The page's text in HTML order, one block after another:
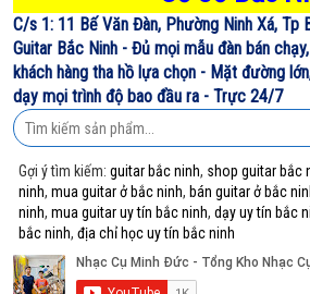
C/s 1: 11 Bế Văn Đàn, Phường Ninh Xá, Tp
Guitar Bắc Ninh - Đủ mọi mẫu đàn bán
khách hàng tha hồ lựa chọn - Mặt đường
dạy mọi trình độ bao đầu ra - Trực 24/7
Gợi ý tìm kiếm:guitar bắc ninh, shop guitar bắc
ninh,mua guitar ở bắc ninh, bán guitar ở bắc
ninh,mua guitar uy tín bắc ninh,dạy uy tín bắc
bắc ninh,địa chỉ học uy tín bắc ninh